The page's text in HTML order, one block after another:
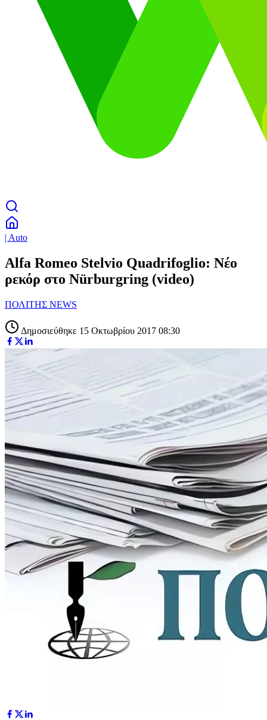
| Auto
Alfa Romeo Stelvio Quadrifoglio: Νέο
ρεκόρ στο Nürburgring (video)
ΠΟΛΙΤΗΣ NEWS
Δημοσιεύθηκε 15 Οκτωβρίου 2017 08:30